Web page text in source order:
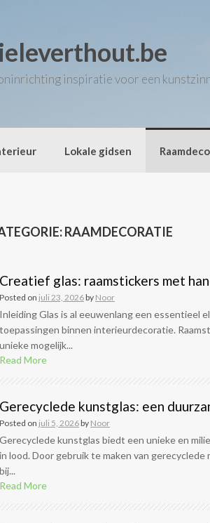
inspiratie voor een
Lokale gidsen
RAAMDECORATIE
Creatief glas: raamstickers met
Posted on juli 23, 2026by Noor
Inleiding Glas is al eeuwenlang een essentieel
toepassingen binnen interieurdecoratie.
unieke mogelijk...
Read More
Gerecyclede kunstglas: een
Posted on juli 5, 2026by Noor
Gerecyclede kunstglas biedt een unieke en
in lood. Door gebruik te maken van
bij...
Read More